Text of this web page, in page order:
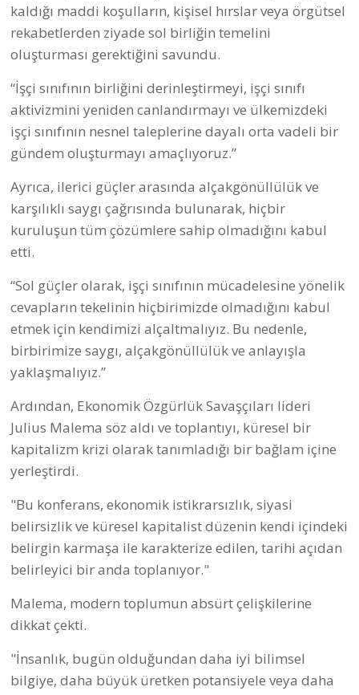
kaldığı maddi koşulların, kişisel hırslar veya örgütsel
rekabetlerden ziyade sol birliğin temelini
oluşturması gerektiğini savundu.
“İşçi sınıfının birliğini derinleştirmeyi, işçi sınıfı
aktivizmini yeniden canlandırmayı ve ülkemizdeki
işçi sınıfının nesnel taleplerine dayalı orta vadeli bir
gündem oluşturmayı amaçlıyoruz.”
Ayrıca, ilerici güçler arasında alçakgönüllülük ve
karşılıklı saygı çağrısında bulunarak, hiçbir
kuruluşun tüm çözümlere sahip olmadığını kabul
etti.
“Sol güçler olarak, işçi sınıfının mücadelesine yönelik
cevapların tekelinin hiçbirimizde olmadığını kabul
etmek için kendimizi alçaltmalıyız. Bu nedenle,
birbirimize saygı, alçakgönüllülük ve anlayışla
yaklaşmalıyız.”
Ardından, Ekonomik Özgürlük Savaşçıları lideri
Julius Malema söz aldı ve toplantıyı, küresel bir
kapitalizm krizi olarak tanımladığı bir bağlam içine
yerleştirdi.
"Bu konferans, ekonomik istikrarsızlık, siyasi
belirsizlik ve küresel kapitalist düzenin kendi içindeki
belirgin karmaşa ile karakterize edilen, tarihi açıdan
belirleyici bir anda toplanıyor."
Malema, modern toplumun absürt çelişkilerine
dikkat çekti.
"İnsanlık, bugün olduğundan daha iyi bilimsel
bilgiye, daha büyük üretken potansiyele veya daha